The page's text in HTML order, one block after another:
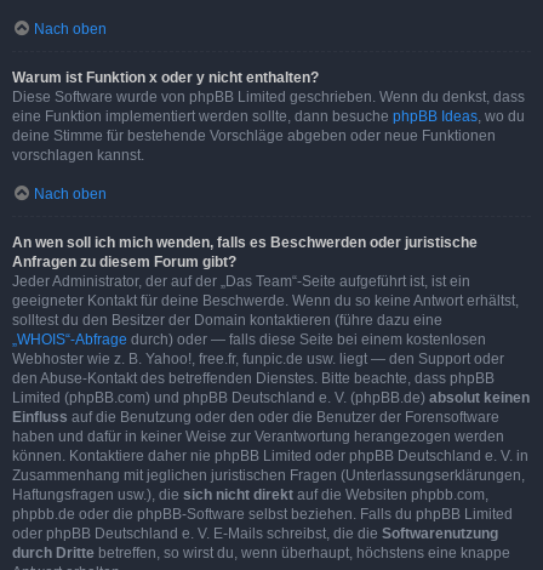
Nach oben
Warum ist Funktion x oder y nicht enthalten?
Diese Software wurde von phpBB Limited geschrieben. Wenn du denkst, dass
eine Funktion implementiert werden sollte, dann besuche phpBB Ideas, wo du
deine Stimme für bestehende Vorschläge abgeben oder neue Funktionen
vorschlagen kannst.
Nach oben
An wen soll ich mich wenden, falls es Beschwerden oder juristische
Anfragen zu diesem Forum gibt?
Jeder Administrator, der auf der „Das Team“-Seite aufgeführt ist, ist ein
geeigneter Kontakt für deine Beschwerde. Wenn du so keine Antwort erhältst,
solltest du den Besitzer der Domain kontaktieren (führe dazu eine
„WHOIS“-Abfrage durch) oder — falls diese Seite bei einem kostenlosen
Webhoster wie z. B. Yahoo!, free.fr, funpic.de usw. liegt — den Support oder
den Abuse-Kontakt des betreffenden Dienstes. Bitte beachte, dass phpBB
Limited (phpBB.com) und phpBB Deutschland e. V. (phpBB.de) absolut keinen
Einfluss auf die Benutzung oder den oder die Benutzer der Forensoftware
haben und dafür in keiner Weise zur Verantwortung herangezogen werden
können. Kontaktiere daher nie phpBB Limited oder phpBB Deutschland e. V. in
Zusammenhang mit jeglichen juristischen Fragen (Unterlassungserklärungen,
Haftungsfragen usw.), die sich nicht direkt auf die Websiten phpbb.com,
phpbb.de oder die phpBB-Software selbst beziehen. Falls du phpBB Limited
oder phpBB Deutschland e. V. E-Mails schreibst, die die Softwarenutzung
durch Dritte betreffen, so wirst du, wenn überhaupt, höchstens eine knappe